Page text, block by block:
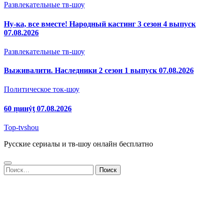
Развлекательные тв-шоу
Ну-ка, все вместе! Народный кастинг 3 сезон 4 выпуск
07.08.2026
Развлекательные тв-шоу
Выживалити. Наследники 2 сезон 1 выпуск 07.08.2026
Политическое ток-шоу
60 ṃинẏƫ 07.08.2026
Top-tvshou
Русские сериалы и тв-шоу онлайн бесплатно
Найти: